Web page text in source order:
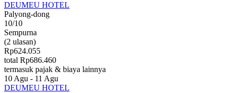
DEUMEU HOTEL
Palyong-dong
10/10
Sempurna
(2 ulasan)
Rp624.055
total Rp686.460
termasuk pajak & biaya lainnya
10 Agu - 11 Agu
DEUMEU HOTEL